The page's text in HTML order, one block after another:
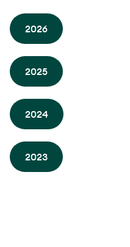
2026
2025
2024
2023